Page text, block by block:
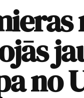
no